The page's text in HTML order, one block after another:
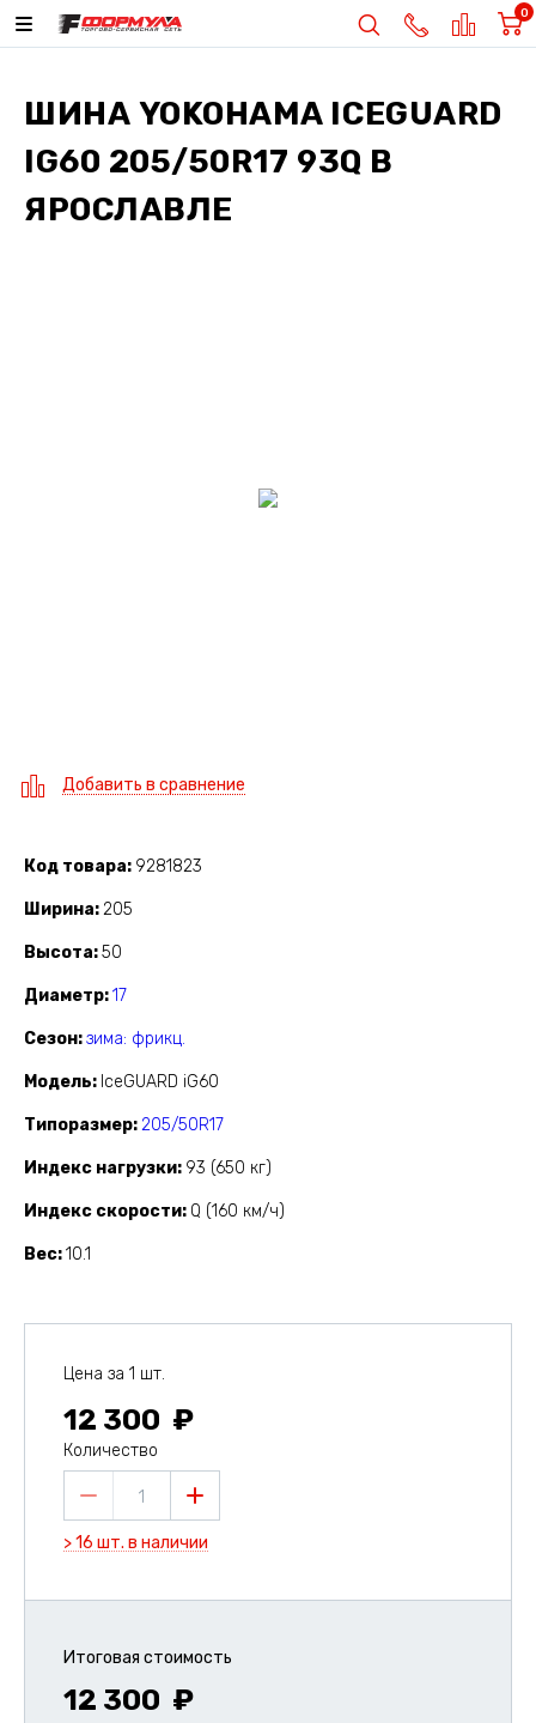
0
ШИНА YOKOHAMA ICEGUARD
IG60 205/50R17 93Q В
ЯРОСЛАВЛЕ
Добавить в сравнение
Код товара 9281823
Ширина 205
Высота 50
Диаметр 17
Сезон зима: фрикц.
Модель IceGUARD iG60
Типоразмер 205/50R17
Индекс нагрузки 93 (650 кг)
Индекс скорости Q (160 км/ч)
Вес 10.1
Цена за 1 шт.
12 300
Количество
1
> 16 шт. в наличии
Итоговая стоимость
12 300